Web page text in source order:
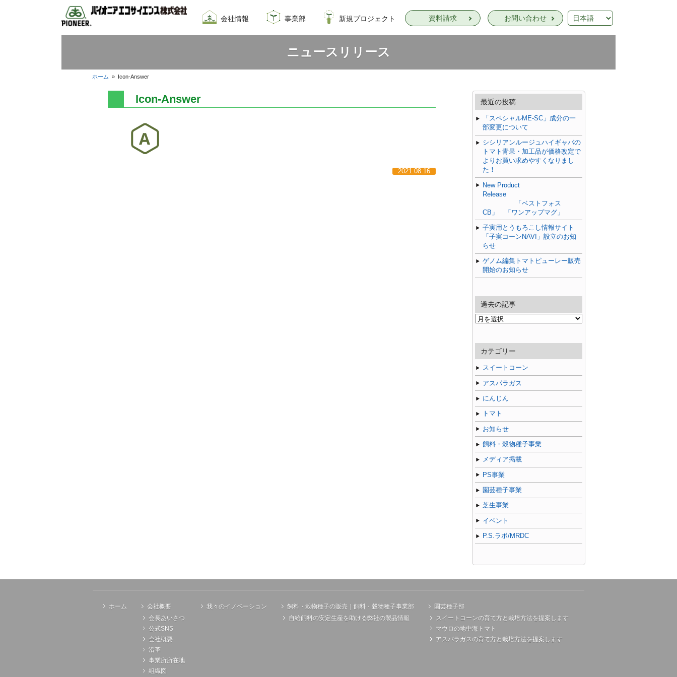
会社情報
会社概要
我々のイノベーション
採用情報
事業部
飼料・穀物種子事業部
園芸種子部
芝生事業部
新規プロジェクト
サナテックシード
青空トマト学園
公式オンラインショップ
PsEco
子実コーンNAVI
資料請求 お問い合わせ
ニュースリリース
ホーム » Icon-Answer
Icon-Answer
2021.08.16
最近の投稿
「スペシャルME-SC」成分の一
部変更について
シシリアンルージュハイギャバの
トマト青果・加工品が価格改定で
よりお買い求めやすくなりまし
た！
New Product
Release
「ベストフォス
CB」 「ワンアップマグ」
子実用とうもろこし情報サイト
「子実コーンNAVI」設立のお知
らせ
ゲノム編集トマトピューレー販売
開始のお知らせ
過去の記事
過
記
事
カテゴリー
スイートコーン
アスパラガス
にんじん
トマト
お知らせ
飼料・穀物種子事業
メディア掲載
PS事業
園芸種子事業
芝生事業
イベント
P.S.ラボ/MRDC
ホーム
会社概要
会長あいさつ
公式SNS
会社概要
沿革
事業所所在地
組織図
我々のイノベーション
飼料・穀物種子の販売｜飼料・穀物種子事業部
自給飼料の安定生産を助ける弊社の製品情報
園芸種子部
スイートコーンの育て方と栽培方法を提案します
マウロの地中海トマト
アスパラガスの育て方と栽培方法を提案します